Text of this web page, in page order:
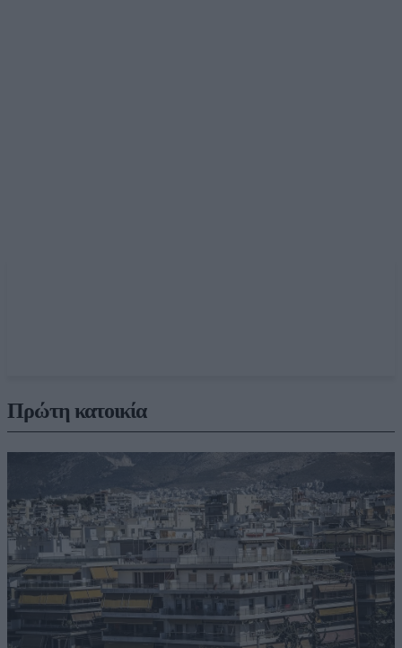
Πρώτη κατοικία